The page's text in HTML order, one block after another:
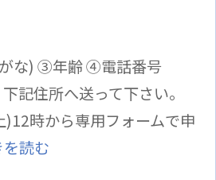
な) ③年齢 ④電話番号
記住所へ送って下さい。
時から専用フォームで申
読む